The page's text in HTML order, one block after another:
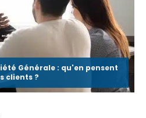
Générale : qu'en pensent
clients ?